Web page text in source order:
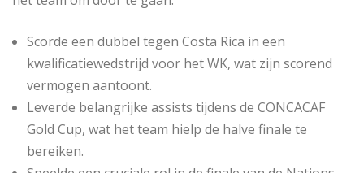
Scorde een dubbel tegen Costa Rica in een
kwalificatiewedstrijd voor het WK, wat zijn scorend
vermogen aantoont.
Leverde belangrijke assists tijdens de CONCACAF
Gold Cup, wat het team hielp de halve finale te
bereiken.